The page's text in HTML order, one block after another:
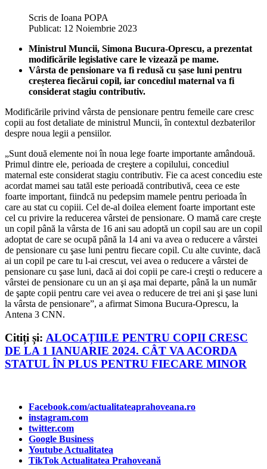
Scris de Ioana POPA
Publicat: 12 Noiembrie 2023
Ministrul Muncii, Simona Bucura-Oprescu, a prezentat
modificările legislative care le vizează pe mame.
Vârsta de pensionare va fi redusă cu șase luni pentru
creșterea fiecărui copil, iar concediul maternal va fi
considerat stagiu contributiv.
Modificările privind vârsta de pensionare pentru femeile care cresc
copii au fost detaliate de ministrul Muncii, în contextul dezbaterilor
despre noua legii a pensiilor.
„Sunt două elemente noi în noua lege foarte importante amândouă.
Primul dintre ele, perioada de creştere a copilului, concediul
maternal este considerat stagiu contributiv. Fie ca acest concediu este
acordat mamei sau tatăl este perioadă contributivă, ceea ce este
foarte important, fiindcă nu pedepsim mamele pentru perioada în
care au stat cu copiii. Cel de-al doilea element foarte important este
cel cu privire la reducerea vârstei de pensionare. O mamă care creşte
un copil până la vârsta de 16 ani sau adoptă un copil sau are un copil
adoptat de care se ocupă până la 14 ani va avea o reducere a vârstei
de pensionare cu şase luni pentru fiecare copil. Cu alte cuvinte, dacă
ai un copil pe care tu l-ai crescut, vei avea o reducere a vârstei de
pensionare cu şase luni, dacă ai doi copii pe care-i creşti o reducere a
vârstei de pensionare cu un an şi aşa mai departe, până la un număr
de şapte copii pentru care vei avea o reducere de trei ani şi şase luni
la vârsta de pensionare”, a afirmat Simona Bucura-Oprescu, la
Antena 3 CNN.
Citiți și: ALOCAȚIILE PENTRU COPII CRESC
DE LA 1 IANUARIE 2024. CÂT VA ACORDA
STATUL ÎN PLUS PENTRU FIECARE MINOR
Facebook.com/actualitateaprahoveana.ro
instagram.com
twitter.com
Google Business
Youtube Actualitatea
TikTok Actualitatea Prahoveană